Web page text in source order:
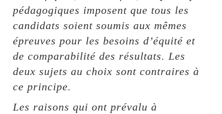
pédagogiques imposent que tous les
candidats soient soumis aux mêmes
épreuves pour les besoins d’équité et
de comparabilité des résultats. Les
deux sujets au choix sont contraires à
ce principe.
Les raisons qui ont prévalu à